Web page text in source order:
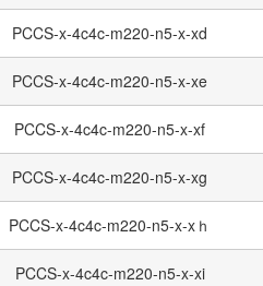
PCCS-x-4c4c-m220-n5-x-xd
PCCS-x-4c4c-m220-n5-x-xe
PCCS-x-4c4c-m220-n5-x-xf
PCCS-x-4c4c-m220-n5-x-xg
PCCS-x-4c4c-m220-n5-x-xｈ
PCCS-x-4c4c-m220-n5-x-xi